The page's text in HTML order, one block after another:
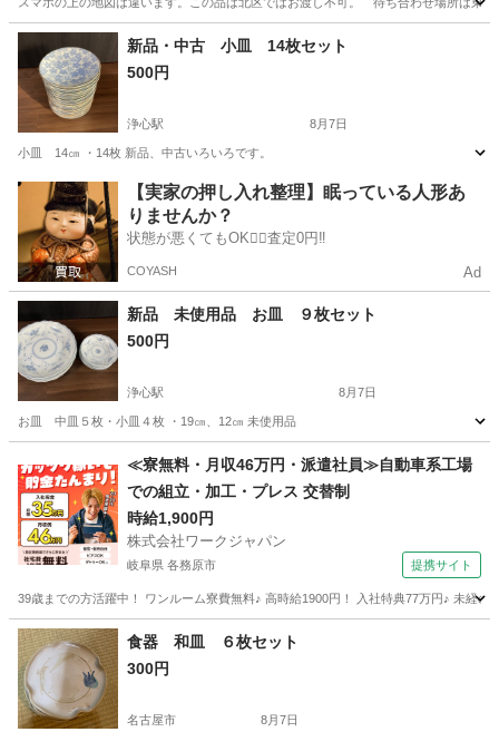
愛知 名古屋市 家庭用品 タオル
新品・中古 小皿 14枚セット
500円
浄心駅 8月7日
小皿 14㎝ ・14枚 新品、中古いろいろです。
愛知 名古屋市 浄心駅 食器 小皿
【実家の押し入れ整理】眠っている人形あ
りませんか？
状態が悪くてもOK🙆‍♀️査定0円‼️
COYASH Ad
新品 未使用品 お皿 ９枚セット
500円
浄心駅 8月7日
お皿 中皿５枚・小皿４枚 ・19㎝、12㎝ 未使用品
浄心駅 食器 小皿
≪寮無料・月収46万円・派遣社員≫自動車系工場
での組立・加工・プレス 交替制
時給1,900円
株式会社ワークジャパン
岐阜県 各務原市 提携サイト
39歳までの方活躍中！ ワンルーム寮費無料♪ 高時給1900円！ 入社特典77万円♪ 未経
岐阜 各務原市 その他
食器 和皿 ６枚セット
300円
名古屋市 8月7日